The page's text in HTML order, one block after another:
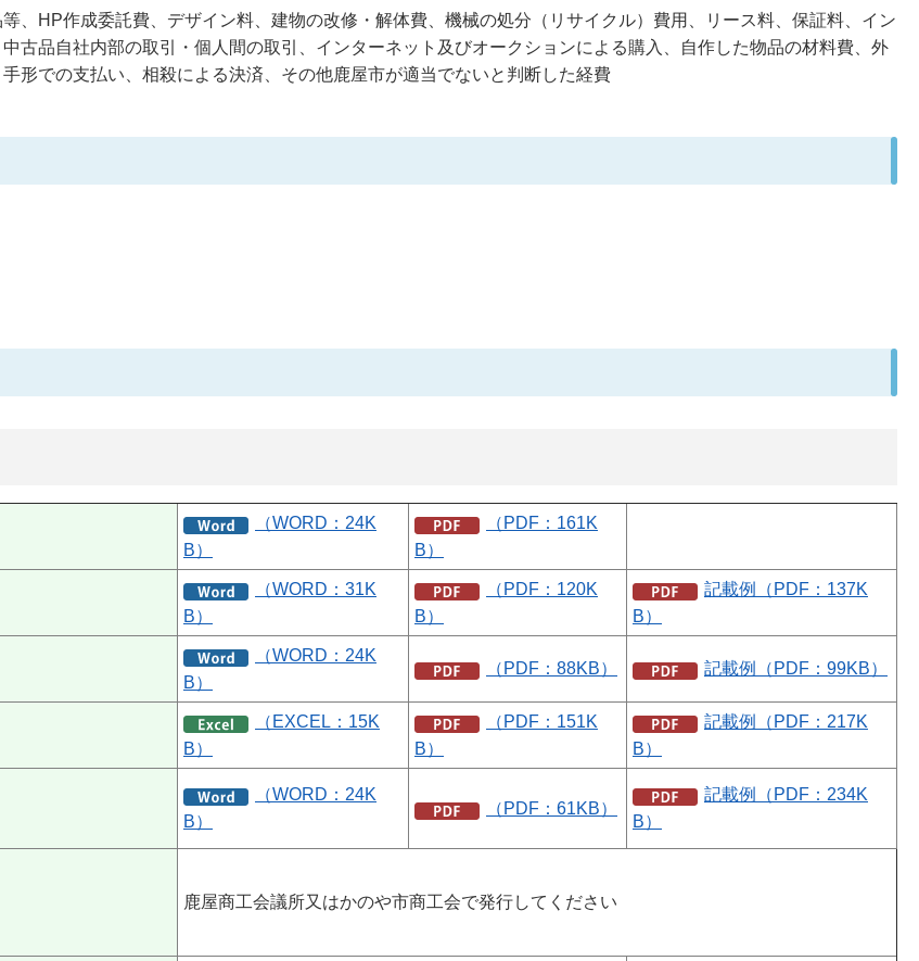
、HP作成委託費、デザイン料、建物の改修・解体費、機械の処分（リサイクル）費用、リース料、保証料、イン
古品自社内部の取引・個人間の取引、インターネット及びオークションによる購入、自作した物品の材料費、外
形での支払い、相殺による決済、その他鹿屋市が適当でないと判断した経費
（WORD：24K
B）
（PDF：161K
B）
（WORD：31K
B）
（PDF：120K
B）
記載例（PDF：137K
B）
（WORD：24K
B）
（PDF：88KB） 記載例（PDF：99KB）
（EXCEL：15K
B）
（PDF：151K
B）
記載例（PDF：217K
B）
（WORD：24K
B）
（PDF：61KB）
記載例（PDF：234K
B）
鹿屋商工会議所又はかのや市商工会で発行してください